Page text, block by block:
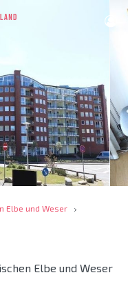
Elbe und Weser
Elbe und Weser